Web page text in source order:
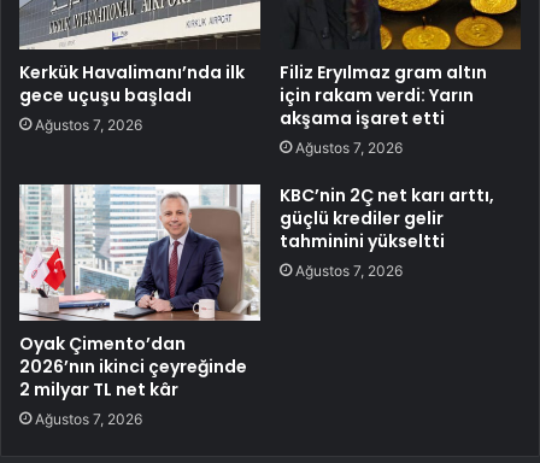
Kerkük Havalimanı’nda ilk
gece uçuşu başladı
Ağustos 7, 2026
Filiz Eryılmaz gram altın
için rakam verdi: Yarın
akşama işaret etti
Ağustos 7, 2026
Oyak Çimento’dan
2026’nın ikinci çeyreğinde
2 milyar TL net kâr
Ağustos 7, 2026
KBC’nin 2Ç net karı arttı,
güçlü krediler gelir
tahminini yükseltti
Ağustos 7, 2026